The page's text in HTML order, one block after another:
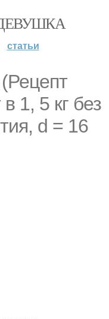
статьи
1, 5 кг без
d = 16